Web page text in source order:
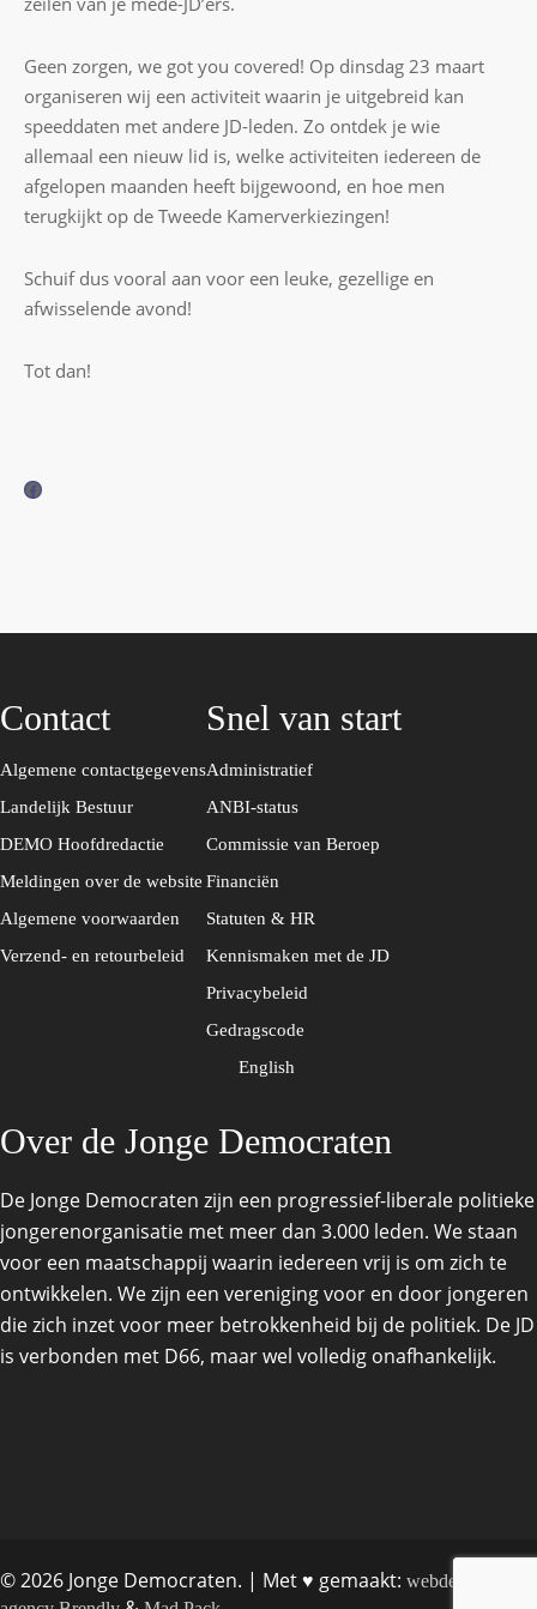
Geen zorgen, we got you covered! Op dinsdag 23 maart
organiseren wij een activiteit waarin je uitgebreid kan
speeddaten met andere JD-leden. Zo ontdek je wie
allemaal een nieuw lid is, welke activiteiten iedereen de
afgelopen maanden heeft bijgewoond, en hoe men
terugkijkt op de Tweede Kamerverkiezingen!
Schuif dus vooral aan voor een leuke, gezellige en
afwisselende avond!
Tot dan!
F
k
Contact
Algemene contactgegevens
Landelijk Bestuur
DEMO Hoofdredactie
Meldingen over de website
Algemene voorwaarden
Verzend- en retourbeleid
Snel van start
Administratief
ANBI-status
Commissie van Beroep
Financiën
Statuten & HR
Kennismaken met de JD
Privacybeleid
Gedragscode
English
Over de Jonge Democraten
De Jonge Democraten zijn een progressief-liberale politieke
jongerenorganisatie met meer dan 3.000 leden. We staan
voor een maatschappij waarin iedereen vrij is om zich te
ontwikkelen. We zijn een vereniging voor en door jongeren
die zich inzet voor meer betrokkenheid bij de politiek. De JD
is verbonden met D66, maar wel volledig onafhankelijk.
© 2026 Jonge Democraten. | Met ♥︎ gemaakt: webdesign